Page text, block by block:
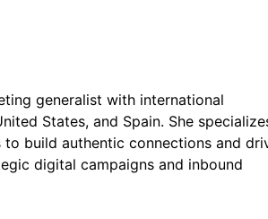
generalist with international
States, and Spain. She
build authentic connections and
digital campaigns and inbound